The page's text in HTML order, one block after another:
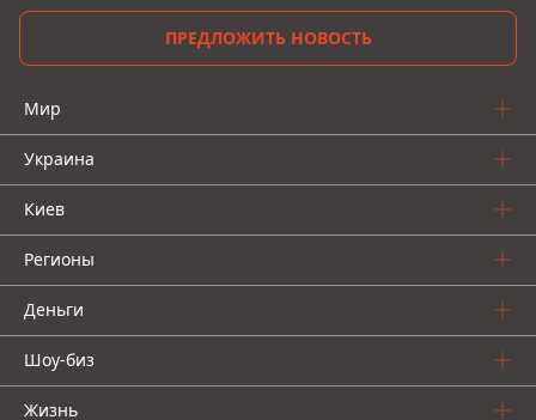
ПРЕДЛОЖИТЬ НОВОСТЬ
Мир
Украина
Киев
Регионы
Деньги
Шоу-биз
Жизнь